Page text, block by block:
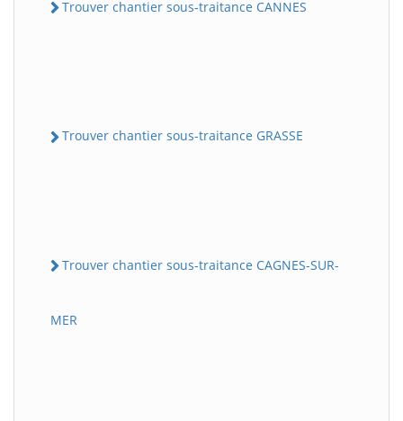
Trouver chantier sous-traitance CANNES
Trouver chantier sous-traitance GRASSE
Trouver chantier sous-traitance CAGNES-SUR-
MER